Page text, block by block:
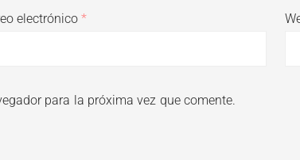
electrónico*
para la próxima vez que comente.